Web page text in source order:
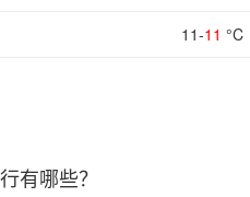
11-11 °C
有哪些？